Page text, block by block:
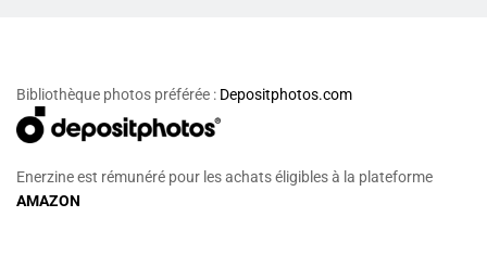
Bibliothèque photos préférée : Depositphotos.com
Enerzine est rémunéré pour les achats éligibles à la plateforme
AMAZON